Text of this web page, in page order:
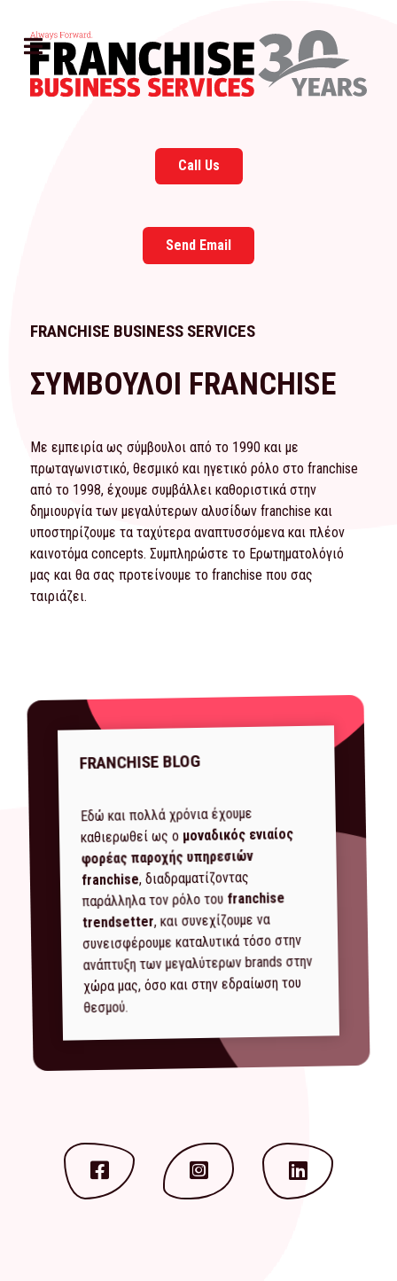
Call Us
Send Email
FRANCHISE BUSINESS SERVICES
ΣΥΜΒΟΥΛΟΙ FRANCHISE
Με εμπειρία ως σύμβουλοι από το 1990 και με
πρωταγωνιστικό, θεσμικό και ηγετικό ρόλο στο franchise
από το 1998, έχουμε συμβάλλει καθοριστικά στην
δημιουργία των μεγαλύτερων αλυσίδων franchise και
υποστηρίζουμε τα ταχύτερα αναπτυσσόμενα και πλέον
καινοτόμα concepts. Συμπληρώστε το Ερωτηματολόγιό
μας και θα σας προτείνουμε το franchise που σας
ταιριάζει.
FRANCHISE BLOG
Εδώ και πολλά χρόνια έχουμε
καθιερωθεί ως ο μοναδικός ενιαίος
φορέας παροχής υπηρεσιών
franchise, διαδραματίζοντας
παράλληλα τον ρόλο του franchise
trendsetter, και συνεχίζουμε να
συνεισφέρουμε καταλυτικά τόσο στην
ανάπτυξη των μεγαλύτερων brands στην
χώρα μας, όσο και στην εδραίωση του
θεσμού.